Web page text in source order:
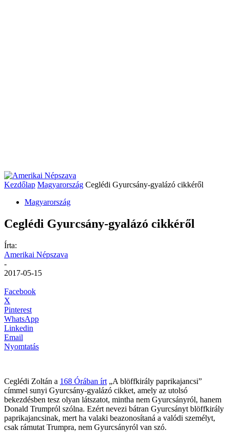
Kezdőlap Magyarország Ceglédi Gyurcsány-gyalázó cikkéről
Magyarország
Ceglédi Gyurcsány-gyalázó cikkéről
Írta:
Amerikai Népszava
-
2017-05-15
Facebook
X
Pinterest
WhatsApp
Linkedin
Email
Nyomtatás
Ceglédi Zoltán a 168 Órában írt „A blöffkirály paprikajancsi”
címmel sunyi Gyurcsány-gyalázó cikket, amely az utolsó
bekezdésben tesz olyan látszatot, mintha nem Gyurcsányról, hanem
Donald Trumpról szólna. Ezért nevezi bátran Gyurcsányt blöffkirály
paprikajancsinak, mert ha valaki beazonosítaná a valódi személyt,
csak rámutat Trumpra, nem Gyurcsányról van szó.